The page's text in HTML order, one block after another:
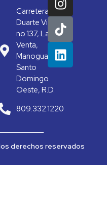
Carretera
Duarte Vieja
no.137, La
Venta,
Manoguayabo,
Santo
Domingo
Oeste, R.D.
809.332.1220
derechos reservados